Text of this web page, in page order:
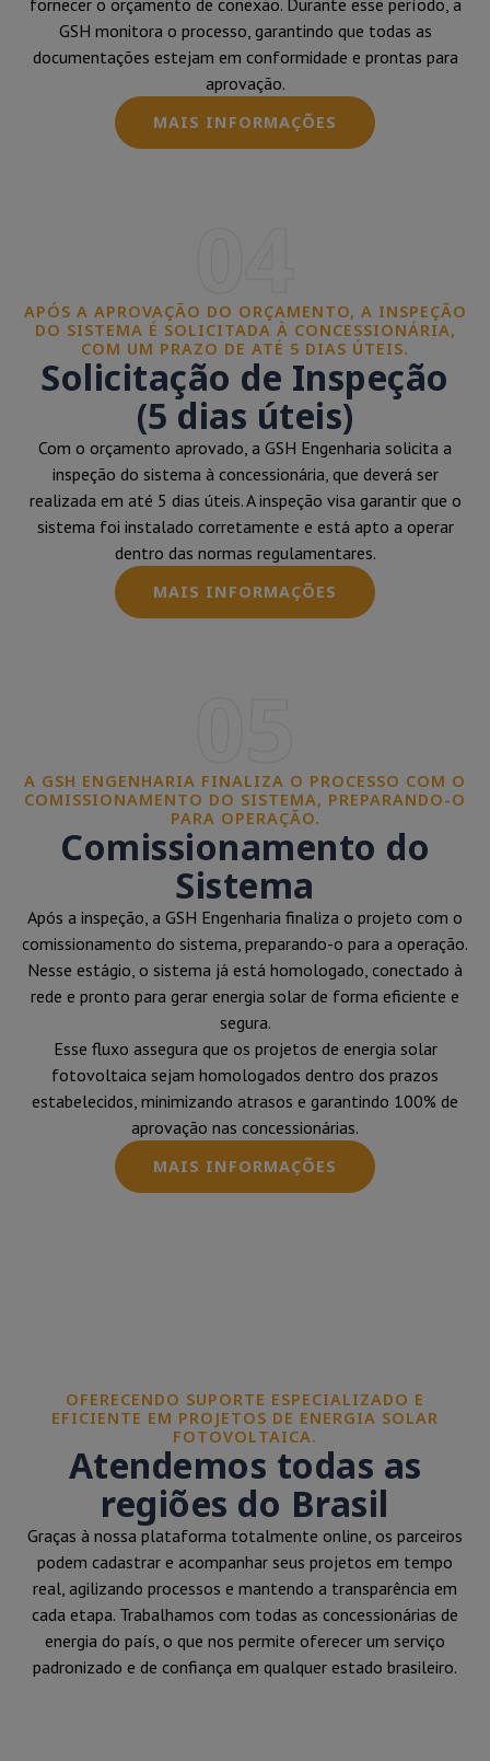
fornecer o orçamento de conexão. Durante esse período, a
GSH monitora o processo, garantindo que todas as
documentações estejam em conformidade e prontas para
aprovação.
MAIS INFORMAÇÕES
APÓS A APROVAÇÃO DO ORÇAMENTO, A INSPEÇÃO
DO SISTEMA É SOLICITADA À CONCESSIONÁRIA,
COM UM PRAZO DE ATÉ 5 DIAS ÚTEIS.
Solicitação de Inspeção
(5 dias úteis)
Com o orçamento aprovado, a GSH Engenharia solicita a
inspeção do sistema à concessionária, que deverá ser
realizada em até 5 dias úteis. A inspeção visa garantir que o
sistema foi instalado corretamente e está apto a operar
dentro das normas regulamentares.
MAIS INFORMAÇÕES
A GSH ENGENHARIA FINALIZA O PROCESSO COM O
COMISSIONAMENTO DO SISTEMA, PREPARANDO-O
PARA OPERAÇÃO.
Comissionamento do
Sistema
Após a inspeção, a GSH Engenharia finaliza o projeto com o
comissionamento do sistema, preparando-o para a operação.
Nesse estágio, o sistema já está homologado, conectado à
rede e pronto para gerar energia solar de forma eficiente e
segura.
Esse fluxo assegura que os projetos de energia solar
fotovoltaica sejam homologados dentro dos prazos
estabelecidos, minimizando atrasos e garantindo 100% de
aprovação nas concessionárias.
MAIS INFORMAÇÕES
OFERECENDO SUPORTE ESPECIALIZADO E
EFICIENTE EM PROJETOS DE ENERGIA SOLAR
FOTOVOLTAICA.
Atendemos todas as
regiões do Brasil
Graças à nossa plataforma totalmente online, os parceiros
podem cadastrar e acompanhar seus projetos em tempo
real, agilizando processos e mantendo a transparência em
cada etapa. Trabalhamos com todas as concessionárias de
energia do país, o que nos permite oferecer um serviço
padronizado e de confiança em qualquer estado brasileiro.